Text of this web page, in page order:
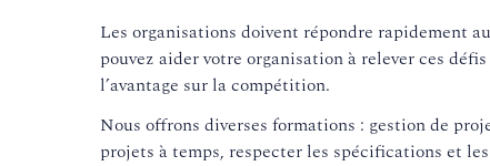
Les organisations doivent répondre rapidement
pouvez aider votre organisation à relever ces
l’avantage sur la compétition.
Nous offrons diverses formations : gestion de
projets à temps, respecter les spécifications et